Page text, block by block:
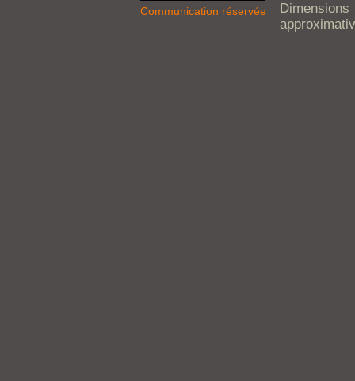
Communication réservée